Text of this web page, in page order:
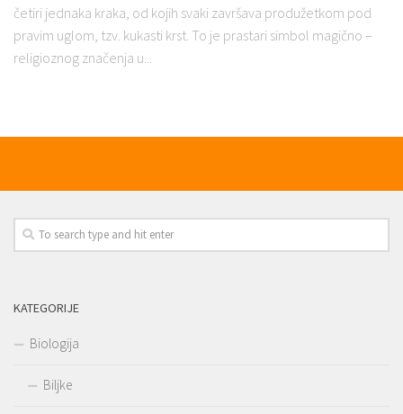
četiri jednaka kraka, od kojih svaki završava produžetkom pod
pravim uglom, tzv. kukasti krst. To je prastari simbol magično –
religioznog značenja u...
KATEGORIJE
Biologija
Biljke